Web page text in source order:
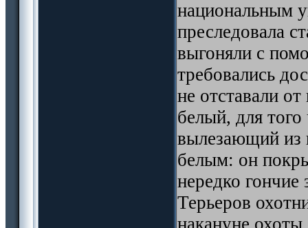
национальным
преследовала
выгоняли с
требовались
не отставали
белый, для
вылезающий из
белым: он
нередко гончие
Терьеров
накануне